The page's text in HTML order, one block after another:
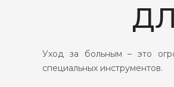
Уход за больным – это
специальных инструментов.